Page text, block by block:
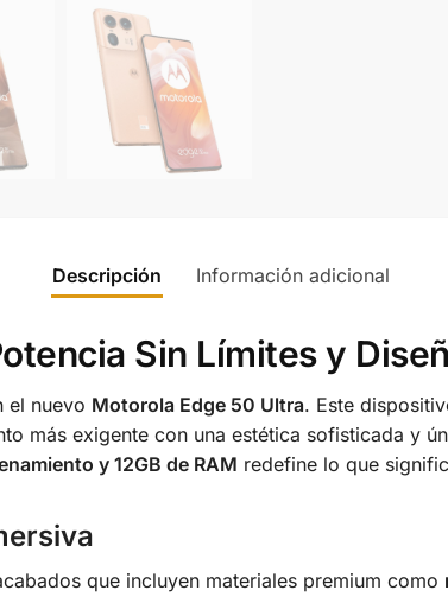
Descripción Información adicional
Sin Límites y
el nuevo Motorola Edge 50 Ultra. Este
más exigente con una estética sofisticada y
y 12GB de RAM redefine lo que
que incluyen materiales premium como